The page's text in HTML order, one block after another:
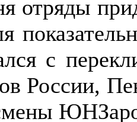
отряды
с
России,